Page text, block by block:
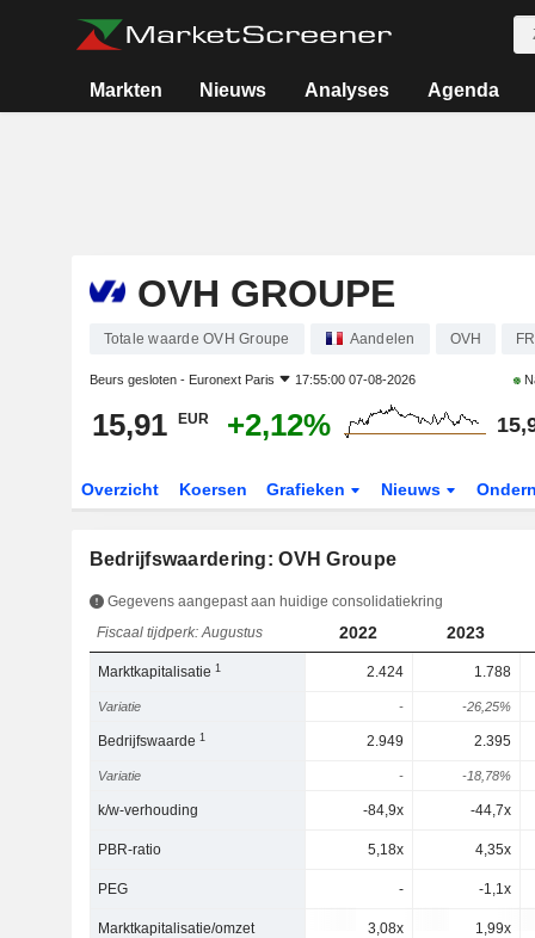
Markten Nieuws Analyses Agenda
OVH GROUPE
Totale waarde OVH Groupe Aandelen OVH
Beurs gesloten - Euronext Paris 17:55:00 07-08-2026
15,91 EUR +2,12%
Overzicht Koersen Grafieken Nieuws
Bedrijfswaardering: OVH Groupe
Gegevens aangepast aan huidige consolidatiekring
Fiscaal tijdperk: Augustus
2022 2023
Marktkapitalisatie1 2.424 1.788
Variatie - -26,25%
Bedrijfswaarde1 2.949 2.395
Variatie - -18,78%
k/w-verhouding -84,9x -44,7x
PBR-ratio 5,18x 4,35x
PEG - -1,1x
Marktkapitalisatie/omzet 3,08x 1,99x